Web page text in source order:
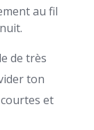
au fil
de très
ton
et